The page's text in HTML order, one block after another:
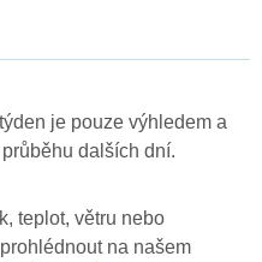
je pouze výhledem a
dalších dní.
teplot, větru nebo
na našem